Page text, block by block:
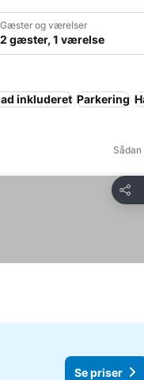
Gæster og værelser
2 gæster, 1 værelse
inkluderet Parkering
Del
Se priser